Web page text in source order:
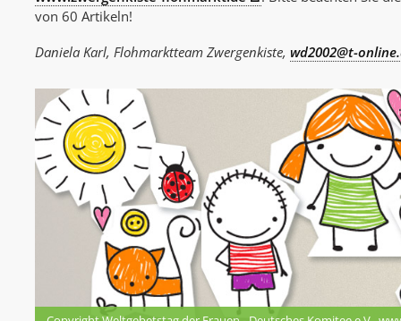
von 60 Artikeln!
Daniela Karl, Flohmarktteam Zwergenkiste, wd2002@t-